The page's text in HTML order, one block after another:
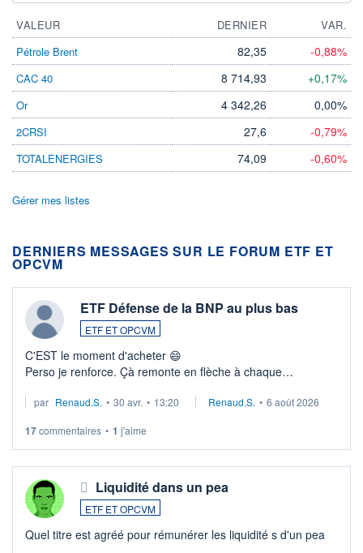
VALEUR DERNIER
VAR.
Pétrole Brent
82,35 -0,88%
CAC 40 8 714,93 +0,17%
Or 4 342,26 0,00%
2CRSI 27,6 -0,79%
TOTALENERGIES 74,09 -0,60%
Gérer mes listes
DERNIERS MESSAGES SUR LE FORUM ETF ET
OPCVM
ETF Défense de la BNP au plus bas
ETF ET OPCVM
C'EST le moment d'acheter 😄​
Perso je renforce. Çà remonte en flèche à chaque
Investissement long terme tip top pour sa retraite.
par Renaud.S. • 30 avr. • 13:20 Renaud.S. • 6 août 2026
17commentaires • 1 j'aime
Liquidité dans un pea
ETF ET OPCVM
Quel titre est agréé pour rémunérer les liquidité s d'un pea